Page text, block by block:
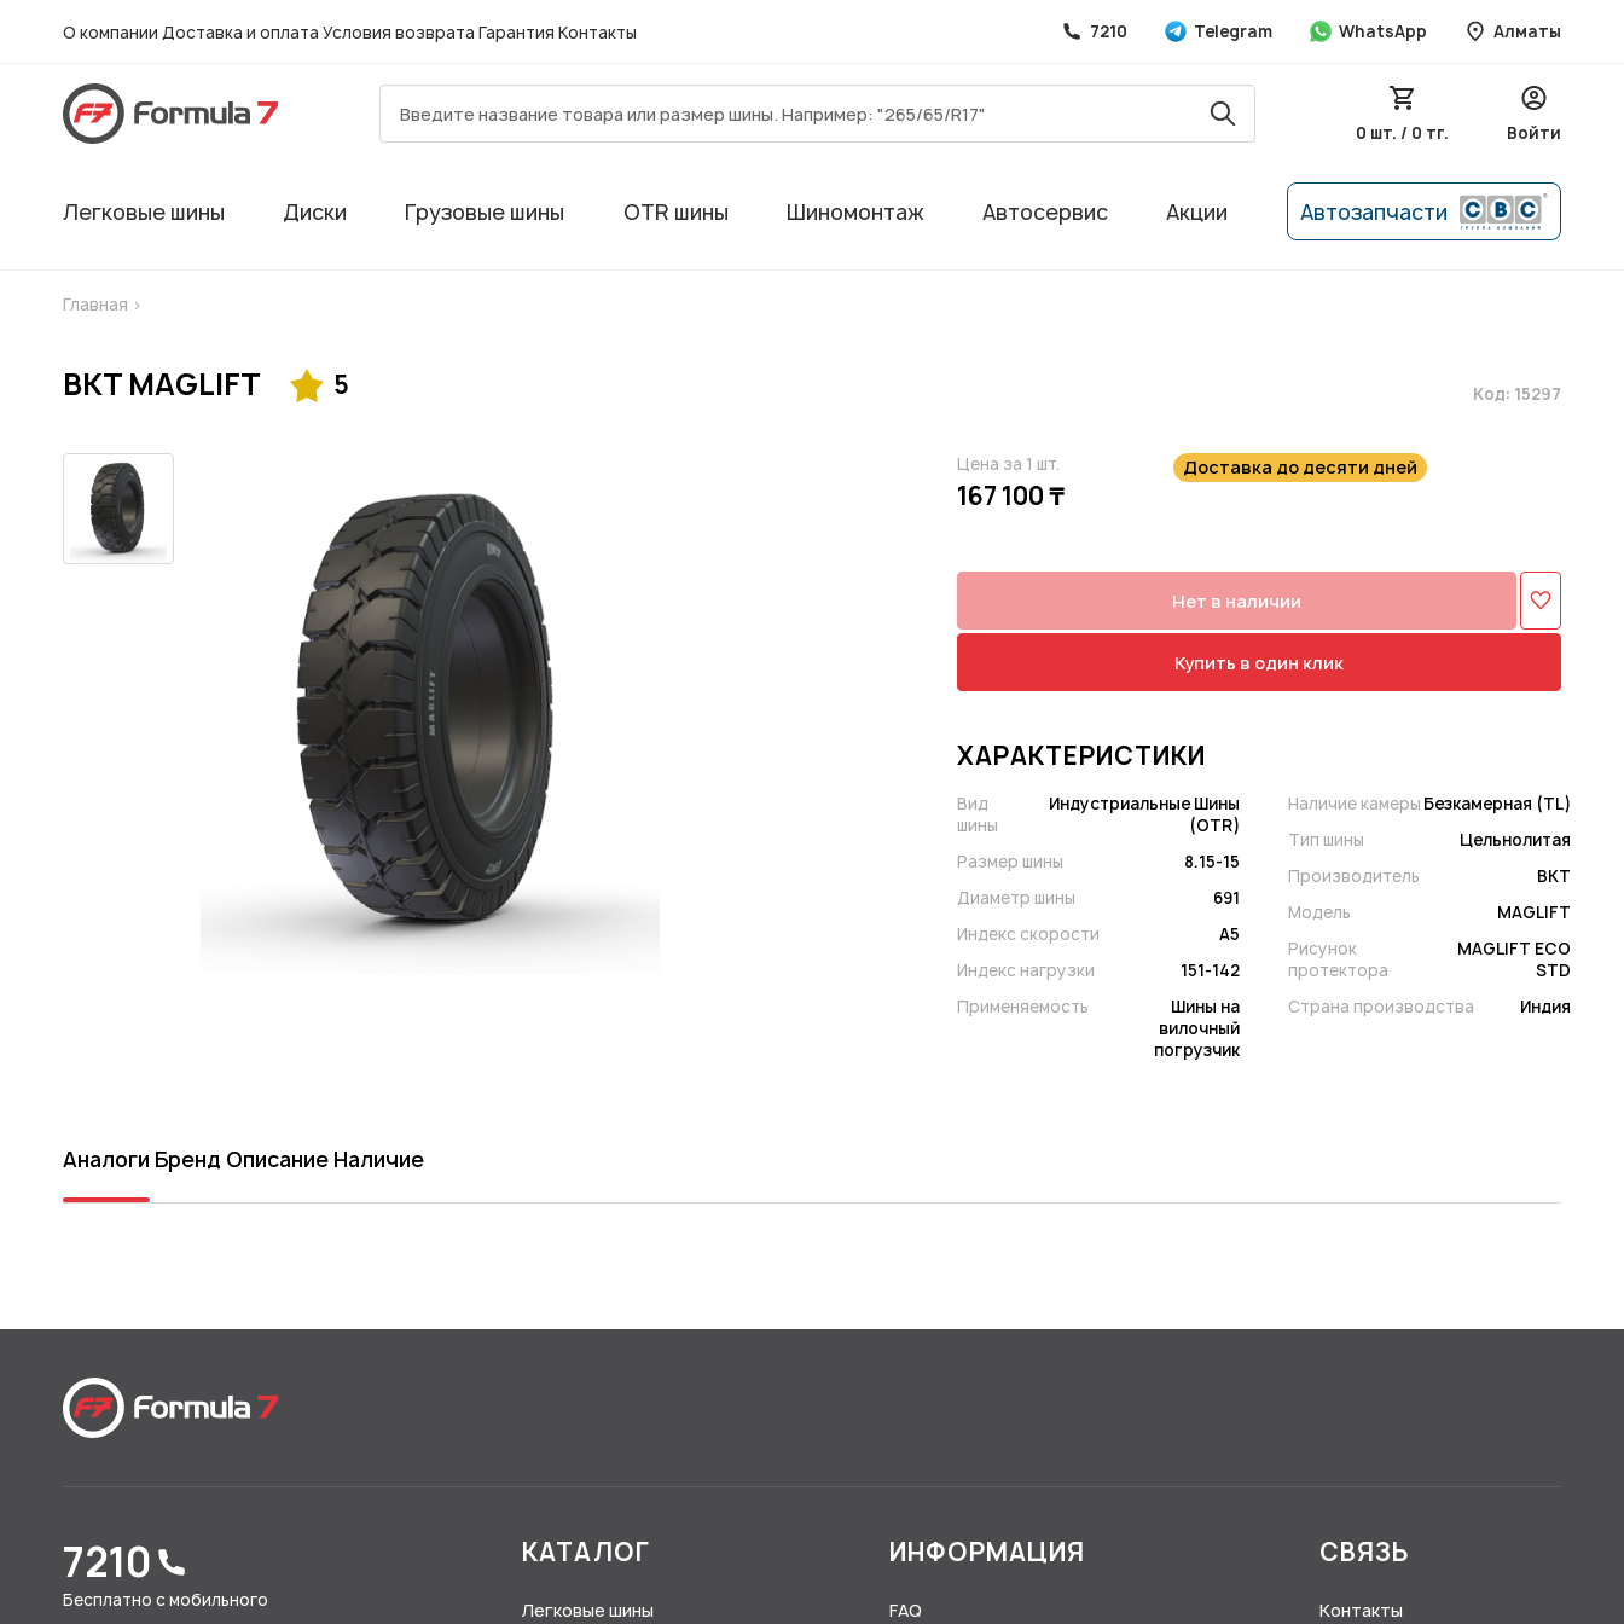
О компании Доставка и оплата Условия возврата Гарантия Контакты 7210 Telegram WhatsApp Алматы
0 шт. / 0 тг. Войти
Легковые шины Диски Грузовые шины OTR шины Шиномонтаж Автосервис Акции Автозапчасти
Главная >
BKT MAGLIFT 5 Код: 15297
Цена за 1 шт.
167 100 ₸
Доставка до десяти дней
Нет в наличии
Купить в один клик
ХАРАКТЕРИСТИКИ
Вид
шины
Индустриальные Шины
(OTR)
Размер шины
8.15-15
Диаметр шины
691
Индекс скорости
A5
Индекс нагрузки
151-142
Применяемость
Шины на
вилочный
погрузчик
Наличие камеры Безкамерная (TL)
Тип шины
Цельнолитая
Производитель
BKT
Модель
MAGLIFT
Рисунок
протектора
MAGLIFT ECO
STD
Страна производства
Индия
Аналоги Бренд Описание Наличие
7210
Бесплатно с мобильного
КАТАЛОГ
Легковые шины
ИНФОРМАЦИЯ
FAQ
СВЯЗЬ
Контакты